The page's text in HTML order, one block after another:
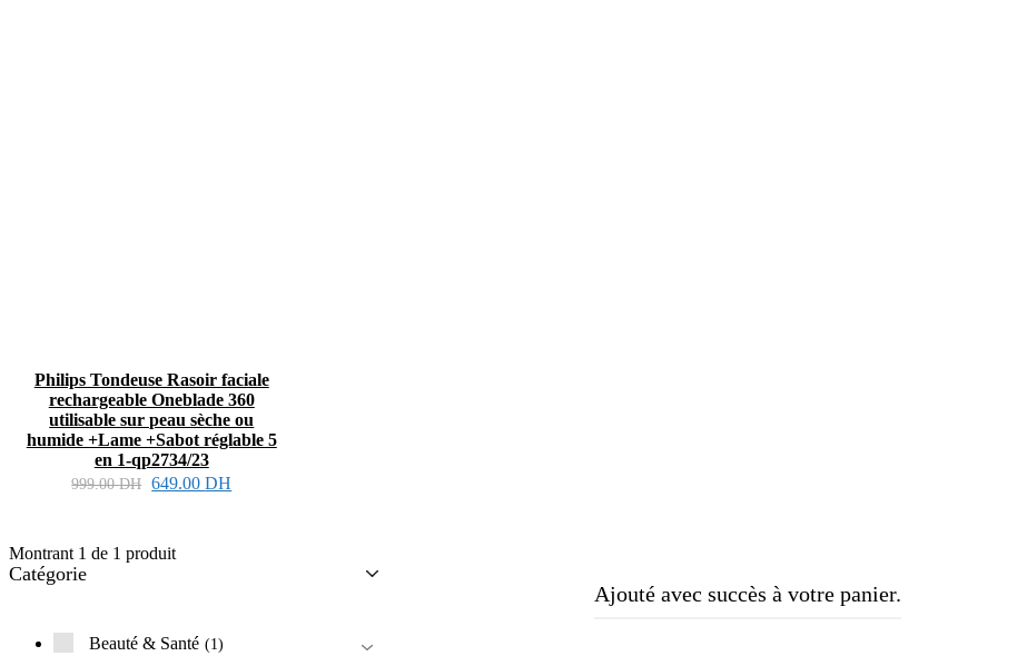
Philips Tondeuse Rasoir faciale
rechargeable Oneblade 360
utilisable sur peau sèche ou
humide +Lame +Sabot réglable 5
en 1-qp2734/23
999.00DH 649.00DH
Montrant 1 de 1 produit
Catégorie
Beauté & Santé 1
Ajouté avec succès à votre panier.